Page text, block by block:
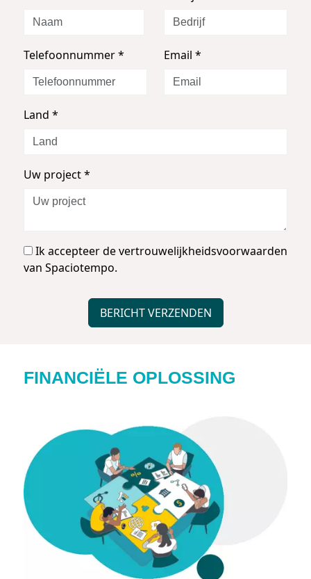
Telefoonnummer* Email *
Land *
Uw project*
Ik accepteer de vertrouwelijkheidsvoorwaarden
van Spaciotempo.
BERICHT VERZENDEN
FINANCIËLE OPLOSSING